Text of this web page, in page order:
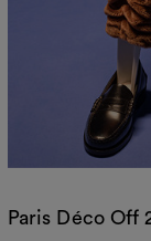
Paris Déco Off